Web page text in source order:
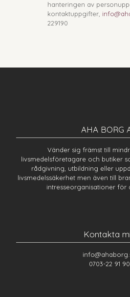
hanteringen av
kontaktuppgifter,
229190
AHA BORG
Vänder sig främst till
livsmedelsföretagare och butiker
rådgivning, utbildning eller
livsmedelssäkerhet men även till
intresseorganisationer för
Kontakta
0703-22 91 90